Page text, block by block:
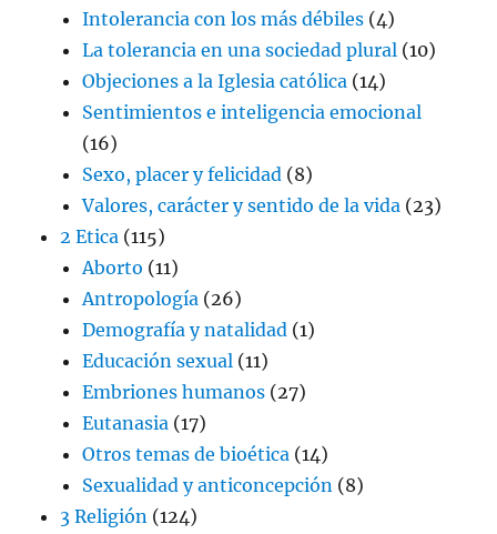
Intolerancia con los más débiles (4)
La tolerancia en una sociedad plural (10)
Objeciones a la Iglesia católica (14)
Sentimientos e inteligencia emocional
(16)
Sexo, placer y felicidad (8)
Valores, carácter y sentido de la vida (23)
2 Etica (115)
Aborto (11)
Antropología (26)
Demografía y natalidad (1)
Educación sexual (11)
Embriones humanos (27)
Eutanasia (17)
Otros temas de bioética (14)
Sexualidad y anticoncepción (8)
3 Religión (124)